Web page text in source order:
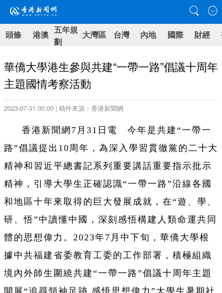
頭條 港澳 五年規
劃
大灣區 台灣 內地 國際 財經
華僑大學港生參與共建“一帶一路”倡議十周年
主題國情考察活動
2023-07-31 00:00 | 稿件來源：香港新聞網
香港新聞網7月31日電 今年是共建“一帶一
路”倡議提出10周年，為深入學習貫徹黨的二十大
精神和習近平總書記系列重要講話重要指示批示
精神，引導大學生正確認識“一帶一路”沿線各國
和地區十年來取得的巨大發展成就，在“遊、學、
研、悟”中讀懂中國，深刻感悟構建人類命運共同
體的思想偉力。2023年7月中下旬，華僑大學根
據中共福建省委教育工委的工作部署，積極組織
境內外師生圍繞共建“一帶一路”倡議十周年主題